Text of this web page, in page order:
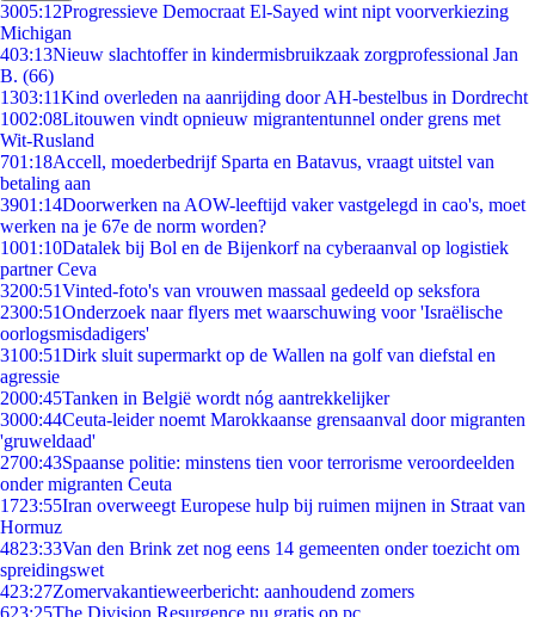
3005:12Progressieve Democraat El-Sayed wint nipt voorverkiezing
Michigan
403:13Nieuw slachtoffer in kindermisbruikzaak zorgprofessional Jan
B. (66)
1303:11Kind overleden na aanrijding door AH-bestelbus in Dordrecht
1002:08Litouwen vindt opnieuw migrantentunnel onder grens met
Wit-Rusland
701:18Accell, moederbedrijf Sparta en Batavus, vraagt uitstel van
betaling aan
3901:14Doorwerken na AOW-leeftijd vaker vastgelegd in cao's, moet
werken na je 67e de norm worden?
1001:10Datalek bij Bol en de Bijenkorf na cyberaanval op logistiek
partner Ceva
3200:51Vinted-foto's van vrouwen massaal gedeeld op seksfora
2300:51Onderzoek naar flyers met waarschuwing voor 'Israëlische
oorlogsmisdadigers'
3100:51Dirk sluit supermarkt op de Wallen na golf van diefstal en
agressie
2000:45Tanken in België wordt nóg aantrekkelijker
3000:44Ceuta-leider noemt Marokkaanse grensaanval door migranten
'gruweldaad'
2700:43Spaanse politie: minstens tien voor terrorisme veroordeelden
onder migranten Ceuta
1723:55Iran overweegt Europese hulp bij ruimen mijnen in Straat van
Hormuz
4823:33Van den Brink zet nog eens 14 gemeenten onder toezicht om
spreidingswet
423:27Zomervakantieweerbericht: aanhoudend zomers
623:25The Division Resurgence nu gratis op pc